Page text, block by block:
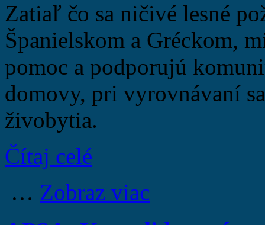
Zatiaľ čo sa ničivé lesné
Španielskom a Gréckom,
pomoc a podporujú
domovy, pri vyrovnávaní
živobytia.
Čítaj celé
… Zobraz viac